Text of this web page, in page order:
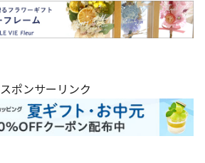
スポンサーリンク